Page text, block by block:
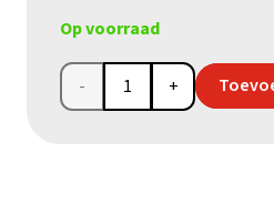
Op voorraad
Gebedskaart